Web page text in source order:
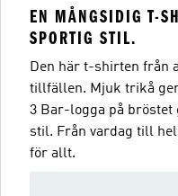
EN MÅNGSIDIG T-
SPORTIG STIL.
Den här t-shirten från
tillfällen. Mjuk trikå
3 Bar-logga på bröstet
stil. Från vardag till
för allt.